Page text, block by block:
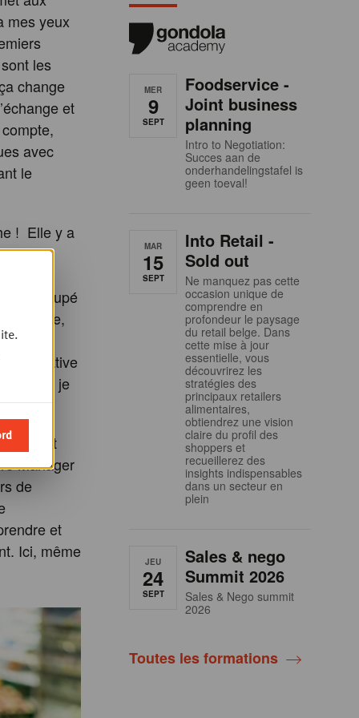
mes yeux
les
change
et
avec
le
! Elle y a
le 18
à
découpé
qualitative
Et puis je
partait
Manager
de
et
Ici, même
MER
9
SEPT
Foodservice -
Joint business
planning
Intro to Negotiation:
Succes aan de
onderhandelingstafel is
geen toeval!
MAR
15
SEPT
Into Retail -
Sold out
Ne manquez pas cette
occasion unique de
comprendre en
profondeur le paysage
du retail belge. Dans
cette mise à jour
essentielle, vous
découvrirez les
stratégies des
principaux retailers
alimentaires,
obtiendrez une vision
claire du profil des
shoppers et
recueillerez des
insights indispensables
dans un secteur en
plein
JEU
24
SEPT
Sales & nego
Summit 2026
Sales & Nego summit
2026
Toutes les formations